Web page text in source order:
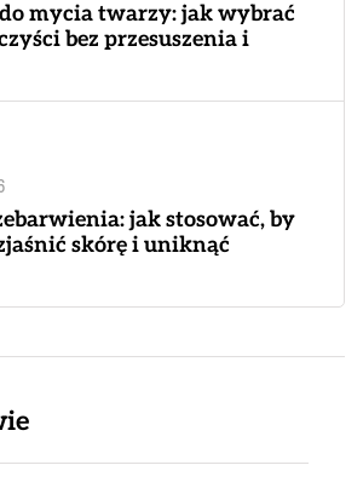
mycia twarzy: jak wybrać
bez przesuszenia i
jak stosować, by
skórę i uniknąć